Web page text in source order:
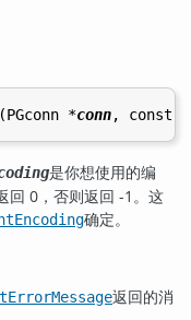
*conn, const
是你想使用的编
回 0，否则返回 -1。这
确定。
返回的消